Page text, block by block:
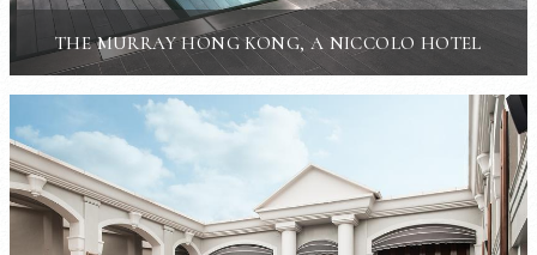
THE MURRAY HONG KONG, A NICCOLO HOTEL